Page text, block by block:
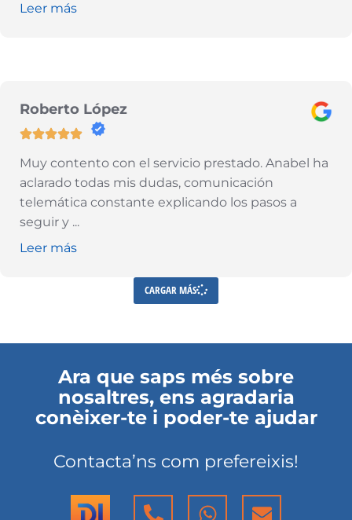
Leer más
Roberto López
Muy contento con el servicio prestado. Anabel ha
aclarado todas mis dudas, comunicación
telemática constante explicando los pasos a
seguir y ...
Leer más
CARGAR MÁS
Ara que saps més sobre
nosaltres, ens agradaria
conèixer-te i poder-te ajudar
Contacta’ns com prefereixis!